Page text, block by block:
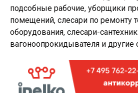
подсобные рабочие, уборщики
помещений, слесари по ремонту
оборудования, слесари-
вагоноопрокидывателя и другие